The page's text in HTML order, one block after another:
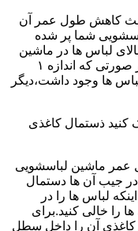
کاهش طول عمر آن
شما پر شده
لباس ها در ماشین
لباسشویی قرار دهید و کمی فشار دهید.در صورتی که اندازه ۱
ها وجود داشت،دیگر
ذستمال کاغذی
عمر ماشین لباسشویی
جیب آن ها دستمال
لباس ها را در
را خالی کنید.برای
کاغذی آن را داخل سطل